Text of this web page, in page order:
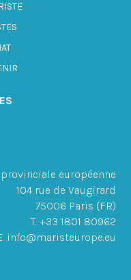
européenne
104 rue de Vaugirard
75006 Paris (FR)
T. +33 1801 80962
info@maristeurope.eu